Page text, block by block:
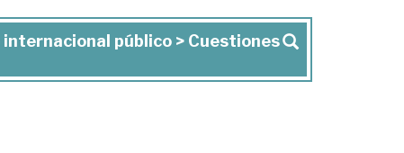
público > Cuestiones